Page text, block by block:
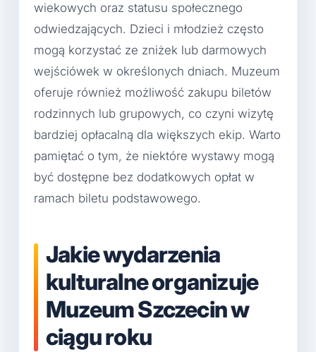
wiekowych oraz statusu społecznego
odwiedzających. Dzieci i młodzież często
mogą korzystać ze zniżek lub darmowych
wejściówek w określonych dniach. Muzeum
oferuje również możliwość zakupu biletów
rodzinnych lub grupowych, co czyni wizytę
bardziej opłacalną dla większych ekip. Warto
pamiętać o tym, że niektóre wystawy mogą
być dostępne bez dodatkowych opłat w
ramach biletu podstawowego.
Jakie wydarzenia
kulturalne organizuje
Muzeum Szczecin w
ciągu roku